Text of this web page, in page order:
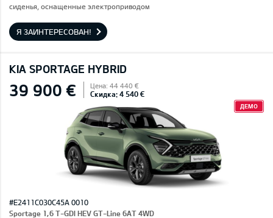
сиденья, оснащенные электроприводом
Я ЗАИНТЕРЕСОВАН!
KIA SPORTAGE HYBRID
39 900 € Цена: 44 440 €
Скидка: 4 540 €
ДЕМО
#E2411C030C45A 0010
Sportage 1,6 T-GDI HEV GT-Line 6AT 4WD